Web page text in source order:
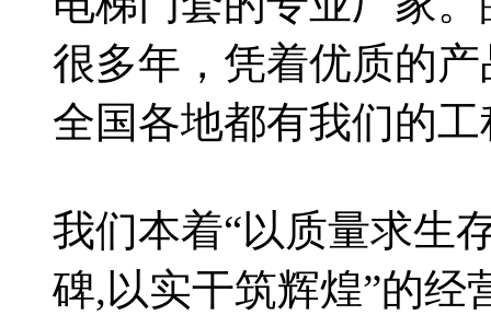
很多年，凭着优质的
全国各地都有我们的
我们本着“以质量求生
碑,以实干筑辉煌”的经